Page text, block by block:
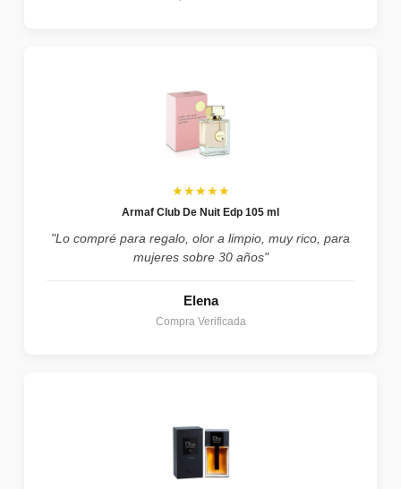
★★★★★
Armaf Club De Nuit Edp 105 ml
"Lo compré para regalo, olor a limpio, muy rico, para
mujeres sobre 30 años"
Elena
Compra Verificada